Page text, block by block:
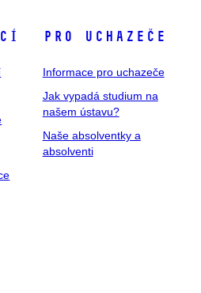
Pro uchazeče
Informace pro uchazeče
Jak vypadá studium na
našem ústavu?
Naše absolventky a
absolventi